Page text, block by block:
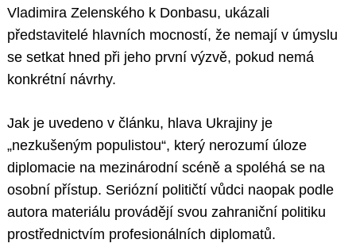
Vladimira Zelenského k Donbasu, ukázali
představitelé hlavních mocností, že nemají v úmyslu
se setkat hned při jeho první výzvě, pokud nemá
konkrétní návrhy.
Jak je uvedeno v článku, hlava Ukrajiny je
„nezkušeným populistou“, který nerozumí úloze
diplomacie na mezinárodní scéně a spoléhá se na
osobní přístup. Seriózní političtí vůdci naopak podle
autora materiálu provádějí svou zahraniční politiku
prostřednictvím profesionálních diplomatů.